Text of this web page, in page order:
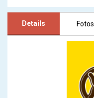
Details Fotos